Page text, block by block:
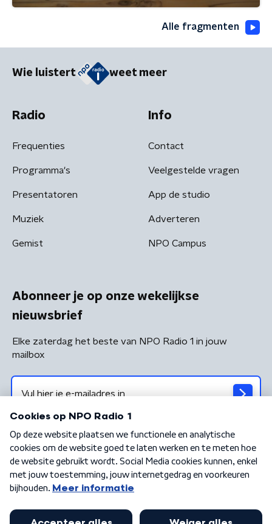
Alle fragmenten
Wie luistert weet meer
Radio
Frequenties
Programma's
Presentatoren
Muziek
Gemist
Info
Contact
Veelgestelde vragen
App de studio
Adverteren
NPO Campus
Abonneer je op onze wekelijkse
nieuwsbrief
Elke zaterdag het beste van NPO Radio 1 in jouw
mailbox
Algemene voorwaarden